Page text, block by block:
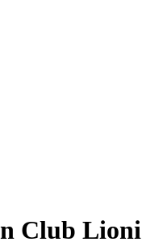
Club Lioni